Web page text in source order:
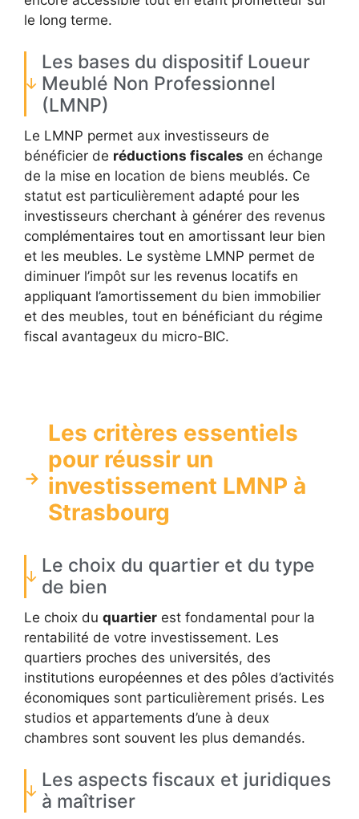
le long terme.
Les bases du dispositif Loueur
Meublé Non Professionnel
(LMNP)
Le LMNP permet aux investisseurs de
bénéficier de réductions fiscales en échange
de la mise en location de biens meublés. Ce
statut est particulièrement adapté pour les
investisseurs cherchant à générer des revenus
complémentaires tout en amortissant leur bien
et les meubles. Le système LMNP permet de
diminuer l’impôt sur les revenus locatifs en
appliquant l’amortissement du bien immobilier
et des meubles, tout en bénéficiant du régime
fiscal avantageux du micro-BIC.
Les critères essentiels
pour réussir un
investissement LMNP à
Strasbourg
Le choix du quartier et du type
de bien
Le choix du quartier est fondamental pour la
rentabilité de votre investissement. Les
quartiers proches des universités, des
institutions européennes et des pôles d’activités
économiques sont particulièrement prisés. Les
studios et appartements d’une à deux
chambres sont souvent les plus demandés.
Les aspects fiscaux et juridiques
à maîtriser